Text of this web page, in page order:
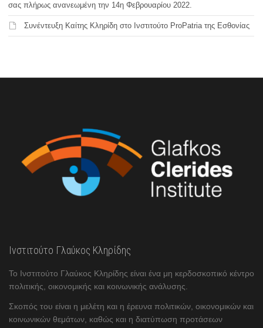
σας πλήρως ανανεωμένη την 14η Φεβρουαρίου 2022.
Συνέντευξη Καίτης Κληρίδη στο Ινστιτούτο ProPatria της Εσθονίας
Ινστιτούτο Γλαύκος Κληρίδης
Το Ινστιτούτο Γλαύκος Κληρίδης είναι ένα μη κερδοσκοπικό κέντρο
πολιτικής, οικονομικής και κοινωνικής ανάλυσης.
Σκοπός του είναι η μελέτη και η έρευνα πολιτικών, οικονομικών και
κοινωνικών θεμάτων, καθώς και η διατύπωση προτάσεων